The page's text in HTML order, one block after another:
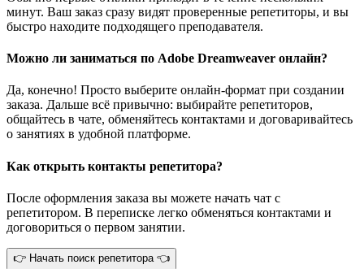
минут. Ваш заказ сразу видят проверенные репетиторы, и вы
быстро находите подходящего преподавателя.
Можно ли заниматься по Adobe Dreamweaver онлайн?
Да, конечно! Просто выберите онлайн-формат при создании
заказа. Дальше всё привычно: выбирайте репетиторов,
общайтесь в чате, обменяйтесь контактами и договаривайтесь
о занятиях в удобной платформе.
Как открыть контакты репетитора?
После оформления заказа вы можете начать чат с
репетитором. В переписке легко обменяться контактами и
договориться о первом занятии.
👉 Начать поиск репетитора 👈